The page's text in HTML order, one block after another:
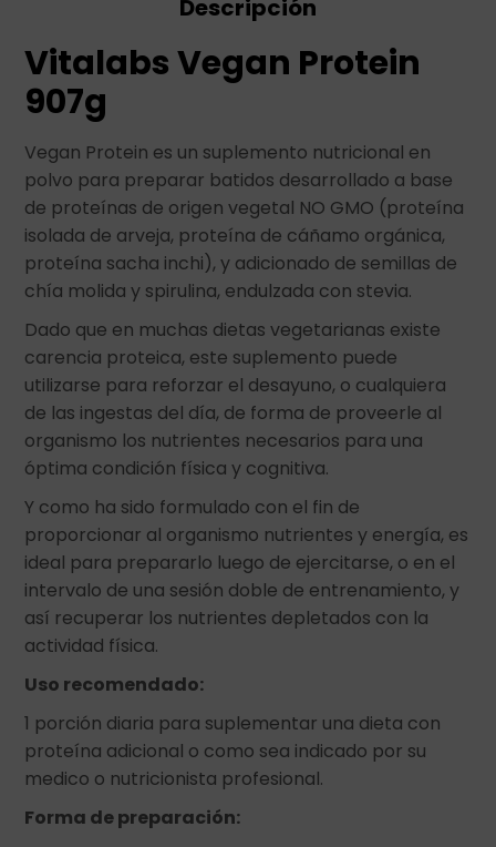
Descripción
Vitalabs Vegan Protein
907g
Vegan Protein es un suplemento nutricional en
polvo para preparar batidos desarrollado a base
de proteínas de origen vegetal NO GMO (proteína
isolada de arveja, proteína de cáñamo orgánica,
proteína sacha inchi), y adicionado de semillas de
chía molida y spirulina, endulzada con stevia.
Dado que en muchas dietas vegetarianas existe
carencia proteica, este suplemento puede
utilizarse para reforzar el desayuno, o cualquiera
de las ingestas del día, de forma de proveerle al
organismo los nutrientes necesarios para una
óptima condición física y cognitiva.
Y como ha sido formulado con el fin de
proporcionar al organismo nutrientes y energía, es
ideal para prepararlo luego de ejercitarse, o en el
intervalo de una sesión doble de entrenamiento, y
así recuperar los nutrientes depletados con la
actividad física.
Uso recomendado:
1 porción diaria para suplementar una dieta con
proteína adicional o como sea indicado por su
medico o nutricionista profesional.
Forma de preparación: